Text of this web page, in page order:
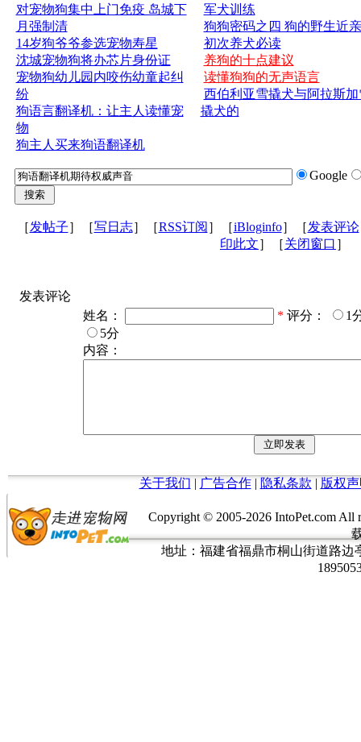
对宠物狗集中上门免疫 岛城下
月强制清
14岁狗爷爷参选宠物寿星
沈城宠物狗将办芯片身份证
宠物狗幼儿园内咬伤幼童起纠
纷
狗语言翻译机：让主人读懂宠
物
狗主人买来狗语翻译机
军犬训练
狗狗密码之四 狗的野生近亲
初次养犬必读
养狗的十点建议
读懂狗狗的无声语言
西伯利亚雪撬犬与阿拉斯加
撬犬的
Google
［发帖子］［写日志］［RSS订阅 ］［iBloginfo］［发表评论
印此文］［关闭窗口 ］
发表评论
姓名：
* 评分：
1
5分
内容：
关于我们 | 广告合作| 隐私条款 | 版权
Copyright © 2005-2026 IntoPet.com
地址：福建省福鼎市桐山街道路边